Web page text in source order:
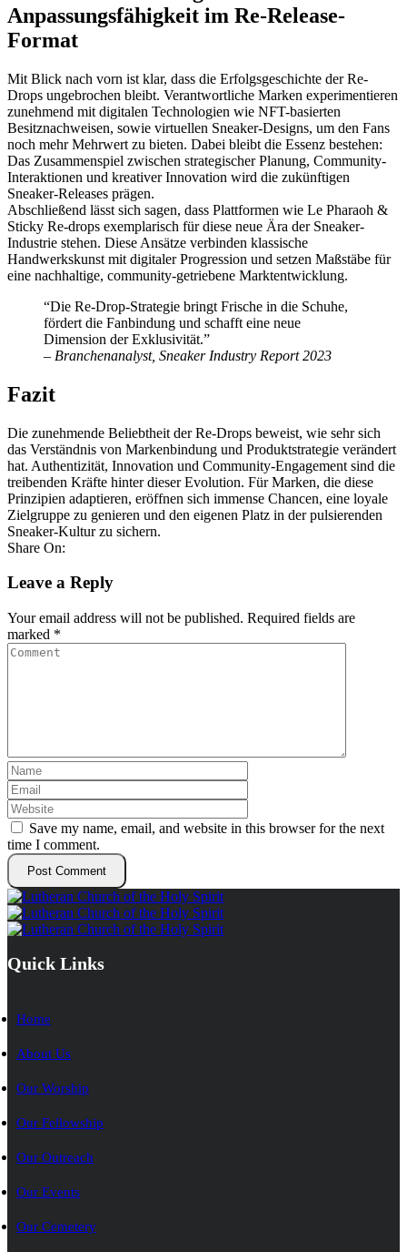
Anpassungsfähigkeit im Re-Release-
Format
Mit Blick nach vorn ist klar, dass die Erfolgsgeschichte der Re-
Drops ungebrochen bleibt. Verantwortliche Marken experimentieren
zunehmend mit digitalen Technologien wie NFT-basierten
Besitznachweisen, sowie virtuellen Sneaker-Designs, um den Fans
noch mehr Mehrwert zu bieten. Dabei bleibt die Essenz bestehen:
Das Zusammenspiel zwischen strategischer Planung, Community-
Interaktionen und kreativer Innovation wird die zukünftigen
Sneaker-Releases prägen.
Abschließend lässt sich sagen, dass Plattformen wie Le Pharaoh &
Sticky Re-drops exemplarisch für diese neue Ära der Sneaker-
Industrie stehen. Diese Ansätze verbinden klassische
Handwerkskunst mit digitaler Progression und setzen Maßstäbe für
eine nachhaltige, community-getriebene Marktentwicklung.
“Die Re-Drop-Strategie bringt Frische in die Schuhe,
fördert die Fanbindung und schafft eine neue
Dimension der Exklusivität.”
– Branchenanalyst, Sneaker Industry Report 2023
Fazit
Die zunehmende Beliebtheit der Re-Drops beweist, wie sehr sich
das Verständnis von Markenbindung und Produktstrategie verändert
hat. Authentizität, Innovation und Community-Engagement sind die
treibenden Kräfte hinter dieser Evolution. Für Marken, die diese
Prinzipien adaptieren, eröffnen sich immense Chancen, eine loyale
Zielgruppe zu genieren und den eigenen Platz in der pulsierenden
Sneaker-Kultur zu sichern.
Share On:
Leave a Reply
Your email address will not be published. Required fields are
marked *
Save my name, email, and website in this browser for the next
time I comment.
Quick Links
Home
About Us
Our Worship
Our Fellowship
Our Outreach
Our Events
Our Cemetery